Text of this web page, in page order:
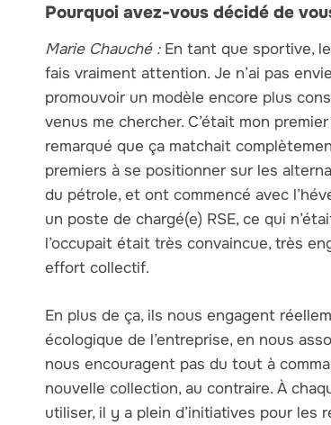
Pourquoi avez-vous décidé de
Marie Chauché : En tant que sportive,
fais vraiment attention. Je n’ai pas
promouvoir un modèle encore plus
venus me chercher. C’était mon
remarqué que ça matchait
premiers à se positionner sur les
du pétrole, et ont commencé avec
un poste de chargé(e) RSE, ce qui
l’occupait était très convaincue, très
effort collectif.
En plus de ça, ils nous engagent
écologique de l’entreprise, en nous
nous encouragent pas du tout à
nouvelle collection, au contraire. À
utiliser, il y a plein d’initiatives pour les